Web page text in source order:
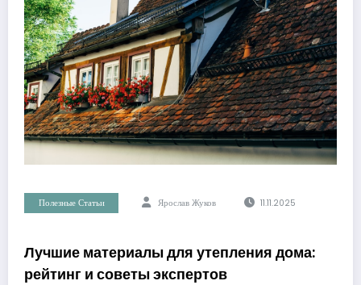
Полезные Статьи Ярослав Жуков 11.11.2025
Лучшие материалы для утепления дома:
рейтинг и советы экспертов